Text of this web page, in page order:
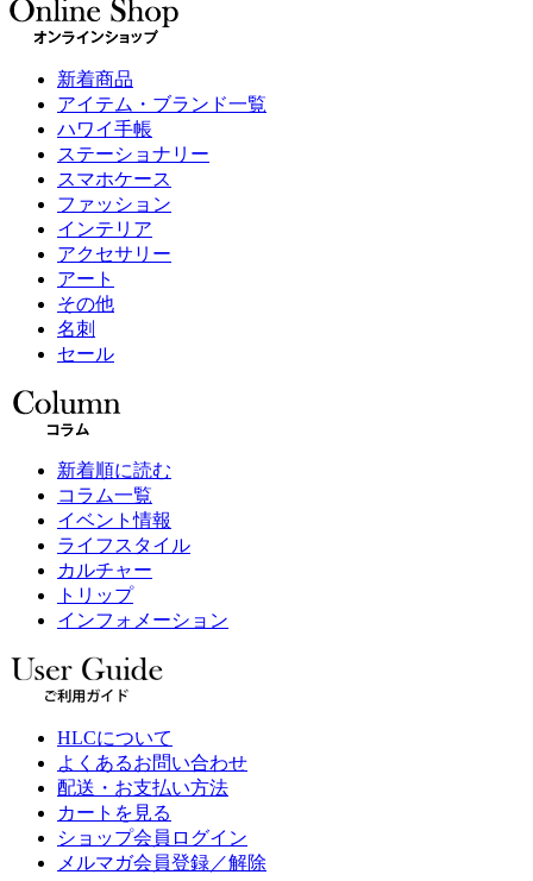
新着商品
アイテム・ブランド一覧
ハワイ手帳
ステーショナリー
スマホケース
ファッション
インテリア
アクセサリー
アート
その他
名刺
セール
新着順に読む
コラム一覧
イベント情報
ライフスタイル
カルチャー
トリップ
インフォメーション
HLCについて
よくあるお問い合わせ
配送・お支払い方法
カートを見る
ショップ会員ログイン
メルマガ会員登録／解除